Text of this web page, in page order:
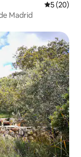
Note
5 (20)
Madrid